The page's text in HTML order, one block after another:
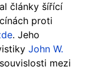
články šířící
proti
. Jeho
John W.
mezi